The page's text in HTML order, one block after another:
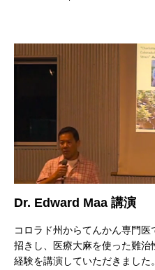
Dr. Edward Maa 講演
コロラド州からてんかん専門
招きし、医療大麻を使った難
経験を講演していただきまし